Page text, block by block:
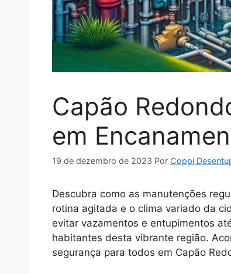
Capão
em
19 de dezembro de 2023 Por Coppi
Descubra como as manutenções
rotina agitada e o clima variado da
evitar vazamentos e entupimentos
habitantes desta vibrante região.
segurança para todos em Capão